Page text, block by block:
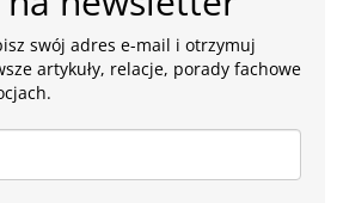
swój adres e-mail i otrzymuj
artykuły, relacje, porady fachowe